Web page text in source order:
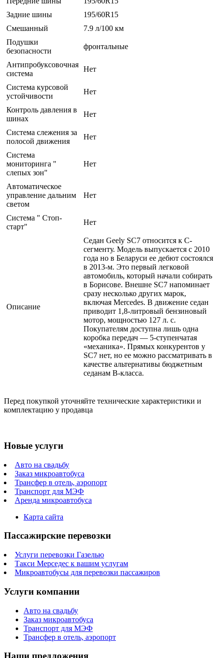
Задние шины
195/60R15
Смешанный
7.9 л/100 км
Подушки
безопасности
фронтальные
Антипробуксовочная
система
Нет
Система курсовой
устойчивости
Нет
Контроль давления в
шинах
Нет
Система слежения за
полосой движения
Нет
Система
мониторинга "
слепых зон"
Нет
Автоматическое
управление дальним
светом
Нет
Система " Стоп-
старт"
Нет
Описание
Седан Geely SC7 относится к С-
сегменту. Модель выпускается с 2010
года но в Беларуси ее дебют состоялся
в 2013-м. Это первый легковой
автомобиль, который начали собирать
в Борисове. Внешне SC7 напоминает
сразу несколько других марок,
включая Mercedes. В движение седан
приводит 1,8-литровый бензиновый
мотор, мощностью 127 л. с.
Покупателям доступна лишь одна
коробка передач — 5-ступенчатая
«механика». Прямых конкурентов у
SC7 нет, но ее можно рассматривать в
качестве альтернативы бюджетным
седанам В-класса.
Перед покупкой уточняйте технические характеристики и
комплектацию у продавца
Новые услуги
Авто на свадьбу
Заказ микроавтобуса
Трансфер в отель, аэропорт
Транспорт для МЭФ
Аренда микроавтобуса
Карта сайта
Пассажирские перевозки
Услуги перевозки Газелью
Такси Мерседес к вашим услугам
Микроавтобусы для перевозки пассажиров
Услуги компании
Авто на свадьбу
Заказ микроавтобуса
Транспорт для МЭФ
Трансфер в отель, аэропорт